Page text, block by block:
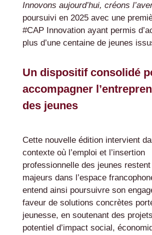
Innovons aujourd’hui, créons
poursuivi en 2025 avec une
#CAP Innovation ayant permis
plus d’une centaine de jeunes
Un dispositif consolidé
accompagner
des jeunes
Cette nouvelle édition intervient
contexte où l’emploi et l’insertion
professionnelle des jeunes
majeurs dans l’espace
entend ainsi poursuivre son
faveur de solutions concrètes
jeunesse, en soutenant des
potentiel d’impact social,